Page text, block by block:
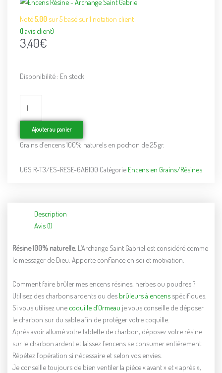
Noté5.00 sur 5 basé sur1 notation client
(1 avis client)
3,40€
Disponibilité : En stock
quantité
Encens
Archange
Ajouter au panier
Grains d’encens 100% naturels en pochon de 25 gr.
UGS R-T3/ES-RESE-GAB100 Catégorie Encens en Grains/Résines
Description
Avis (1)
Résine 100% naturelle. L’Archange Saint Gabriel est considéré comme
le messager de Dieu. Apporte confiance en soi et motivation.
Comment faire brûler mes encens résines, herbes ou poudres ?
Utilisez des charbons ardents ou des brûleurs à encens spécifiques.
Si vous utilisez une coquille d’Ormeau je vous conseille de déposer
le charbon sur du sable afin de protéger votre coquille.
Après avoir allumé votre tablette de charbon, déposez votre résine
sur le charbon ardent et laissez l’encens se consumer entièrement.
Répétez l’opération si nécessaire et selon vos envies.
Je conseille toujours de bien ventiler la pièce « avant » et « après »,